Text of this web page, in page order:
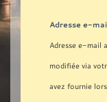
Adresse e-
Adresse e-mail
modifiée via
avez fournie